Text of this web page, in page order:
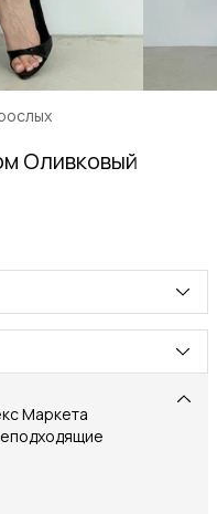
для взрослых
Оливковый
Маркета